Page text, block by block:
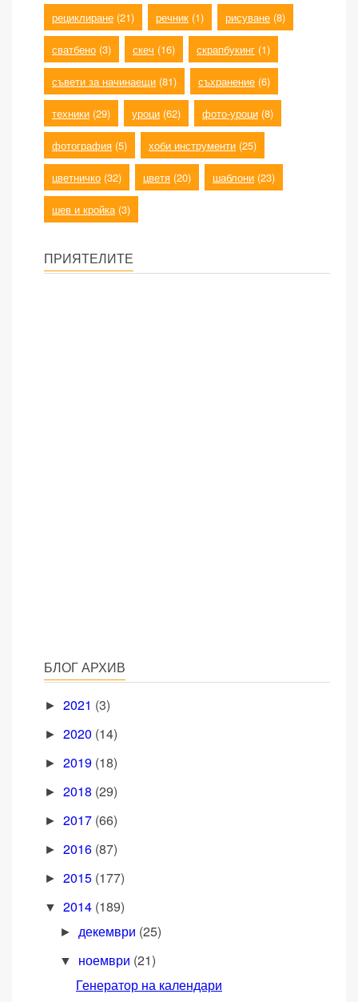
рециклиране (21) речник (1) рисуване (8)
сватбено (3) скеч (16) скрапбукинг (1)
съвети за начинаещи (81) съхранение (6)
техники (29) уроци (62) фото-уроци (8)
фотография (5) хоби инструменти (25)
цветничко (32) цветя (20) шаблони (23)
шев и кройка (3)
ПРИЯТЕЛИТЕ
БЛОГ АРХИВ
► 2021 (3)
► 2020 (14)
► 2019 (18)
► 2018 (29)
► 2017 (66)
► 2016 (87)
► 2015 (177)
▼ 2014 (189)
► декември (25)
▼ ноември (21)
Генератор на календари